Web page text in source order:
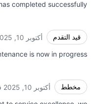
completed successfully.
قيد التقدم أكتوبر 10, 2025 في 09:03
is now in progress.
مخطط أكتوبر 10, 2025 في 09:00